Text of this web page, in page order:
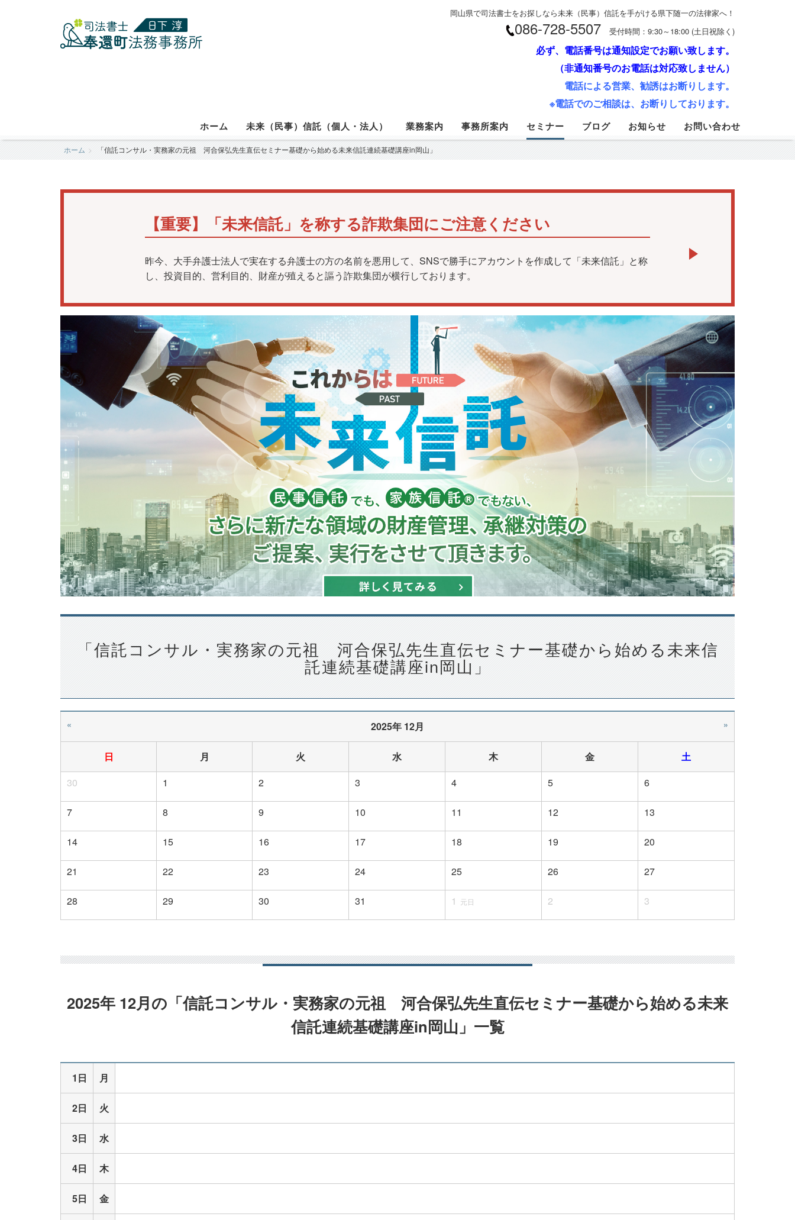
岡山県で司法書士をお探しなら未来（民事）信託を手がける県下随一の法律家へ！
086-728-5507 受付時間：9:30～18:00 (土日祝除く)
必ず、電話番号は通知設定でお願い致します。
（非通知番号のお電話は対応致しません）
電話による営業、勧誘はお断りします。
※電話でのご相談は、お断りしております。
ホーム 未来（民事）信託（個人・法人） 業務案内 事務所案内 セミナー ブログ お知らせ お問い合わせ
ホーム 「信託コンサル・実務家の元祖 河合保弘先生直伝セミナー基礎から始める未来信託連続基礎講座in岡山」
【重要】「未来信託」を称する詐欺集団にご注意ください
昨今、大手弁護士法人で実在する弁護士の方の名前を悪用して、SNSで勝手にアカウントを作成して「未来信託」と称
し、投資目的、営利目的、財産が殖えると謳う詐欺集団が横行しております。
「信託コンサル・実務家の元祖 河合保弘先生直伝セミナー基礎から始める未来信
託連続基礎講座in岡山」
« 2025年 12月 »
日 月 火 水 木 金
土
30
1 2 3 4 5 6
7 8 9 10 11 12 13
14 15 16 17 18 19 20
21 22 23 24 25 26 27
28 29 30 31 1 元日 2 3
2025年 12月の 「信託コンサル・実務家の元祖 河合保弘先生直伝セミナー基礎から始める未来
信託連続基礎講座in岡山」 一覧
1日 月
2日 火
3日 水
4日 木
5日 金